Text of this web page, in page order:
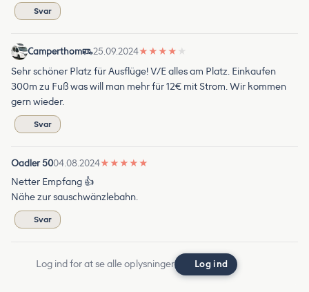
Svar
Camperthom 25.09.2024★ ★ ★ ★ ★
Sehr schöner Platz für Ausflüge! V/E alles am Platz. Einkaufen
300m zu Fuß was will man mehr für 12€ mit Strom. Wir kommen
gern wieder.
Svar
Oadler 5004.08.2024★ ★ ★ ★ ★
Netter Empfang 👍
Nähe zur sauschwänzlebahn.
Svar
Log ind for at se alle oplysninger Log ind